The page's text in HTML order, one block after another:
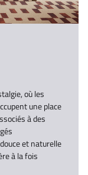
où les
une place
à des
et naturelle
à la fois